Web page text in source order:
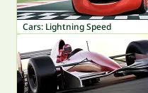
Cars: Lightning Speed